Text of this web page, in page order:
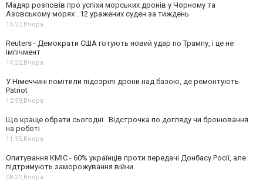
Мадяр розповів про успіхи морських дронів у Чорному та
Азовському морях . 12 уражених суден за тиждень
15:27,Вчора
Reuters - Демократи США готують новий удар по Трампу, і це не
імпічмент
14:22,Вчора
У Німеччині помітили підозрілі дрони над базою, де ремонтують
Patriot
12:59,Вчора
Що краще обрати сьогодні . Відстрочка по догляду чи бронювання
на роботі
11:35,Вчора
Опитування КМІС - 60% українців проти передачі Донбасу Росії, але
підтримують заморожування війни
08:21,Вчора